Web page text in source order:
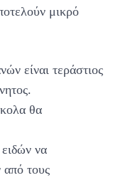
μικρό
είναι τεράστιος
θα
να
από τους